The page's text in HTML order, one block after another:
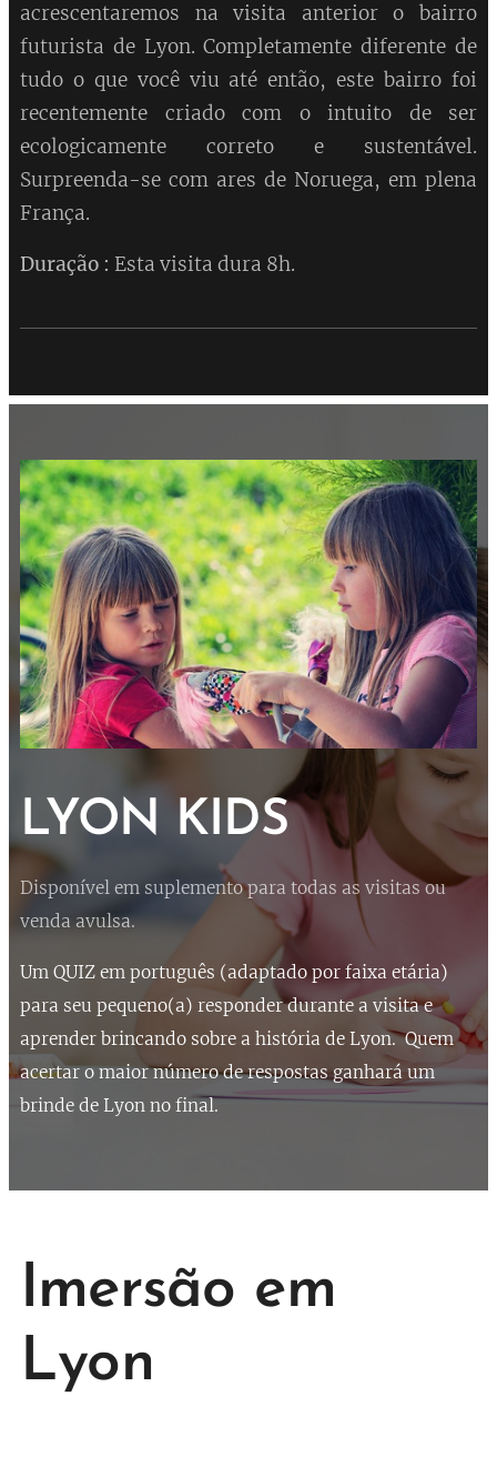
acrescentaremos na visita anterior o bairro
futurista de Lyon. Completamente diferente de
tudo o que você viu até então, este bairro foi
recentemente criado com o intuito de ser
ecologicamente correto e sustentável.
Surpreenda-se com ares de Noruega, em plena
França.
Duração : Esta visita dura 8h.
LYON KIDS
Disponível em suplemento para todas as visitas ou
venda avulsa.
Um QUIZ em português (adaptado por faixa etária)
para seu pequeno(a) responder durante a visita e
aprender brincando sobre a história de Lyon. Quem
acertar o maior número de respostas ganhará um
brinde de Lyon no final.
Imersão em
Lyon